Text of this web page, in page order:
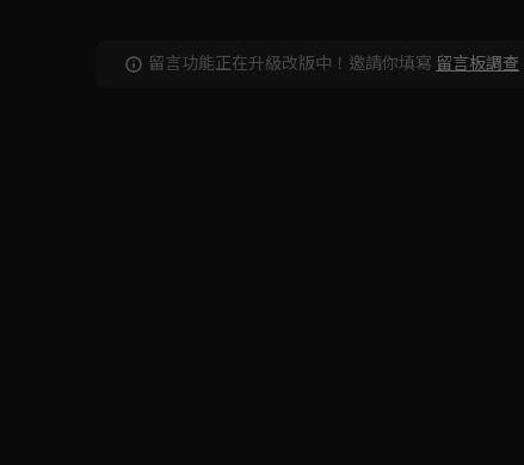
留言功能正在升級改版中！邀請你填寫 留言板調查